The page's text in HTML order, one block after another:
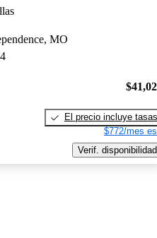
MO
El precio incluye tasas
$772/mes
Verif. disponibilidad